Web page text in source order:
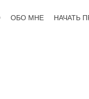
ОБО МНЕ НАЧАТЬ